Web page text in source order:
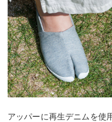
アッパーに再生デニムを使